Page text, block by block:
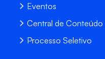
Eventos
Central de Conteúdo
Processo Seletivo